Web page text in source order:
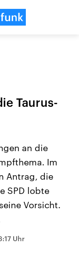
Beiträge,
und
die Vereinigten
mächtigsten Ländern
großem Einfluss auf
Taurus-
an die
Im
Antrag, die
SPD lobte
Vorsicht.
Uhr